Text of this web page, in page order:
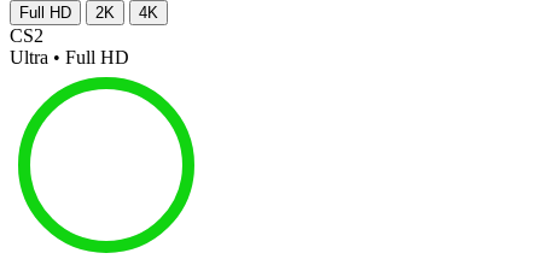
Full HD 2K 4K
CS2
Ultra • Full HD